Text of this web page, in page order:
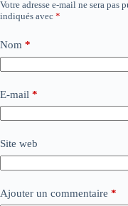
Votre adresse e-mail ne sera pas
indiqués avec *
Nom *
E-mail *
Site web
Ajouter un commentaire *